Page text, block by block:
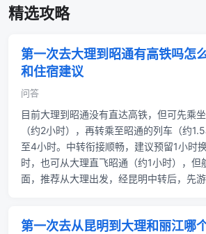
精选攻略
第一次去大理到昭通有高铁吗怎
和住宿建议
问答
目前大理到昭通没有直达高铁，但可先乘
（约2小时），再转乘至昭通的列车（约
至4小时。中转衔接顺畅，建议预留1小时
时，也可从大理直飞昭通（约1小时），但
面，推荐从大理出发，经昆明中转后，先
第一次去从昆明到大理和丽江哪